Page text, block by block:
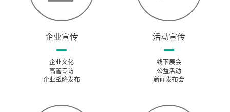
企业宣传
企业文化
高管专访
企业战略发布
活动宣传
线下展会
公益活动
新闻发布会